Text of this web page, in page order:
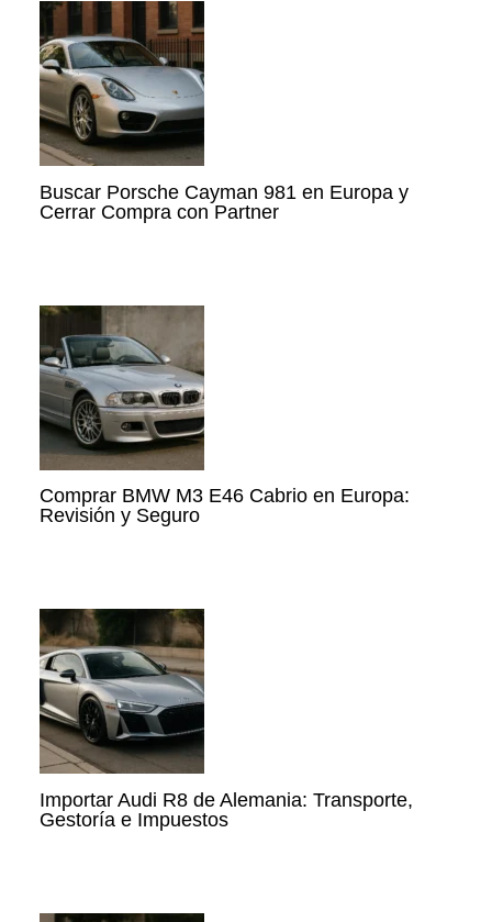
Buscar Porsche Cayman 981 en Europa y
Cerrar Compra con Partner
Comprar BMW M3 E46 Cabrio en Europa:
Revisión y Seguro
Importar Audi R8 de Alemania: Transporte,
Gestoría e Impuestos